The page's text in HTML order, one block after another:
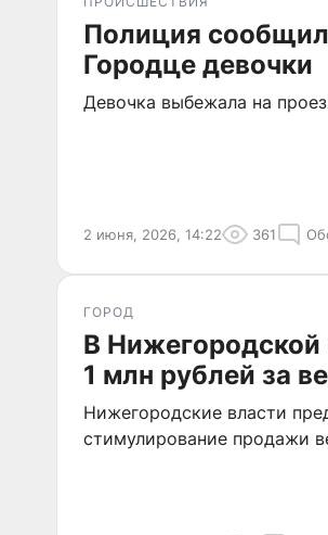
Полиция
Городце девочки
Девочка выбежала на
2 июня, 2026, 14:22 361
ГОРОД
В
1 млн рублей за
Нижегородские власти
стимулирование продажи